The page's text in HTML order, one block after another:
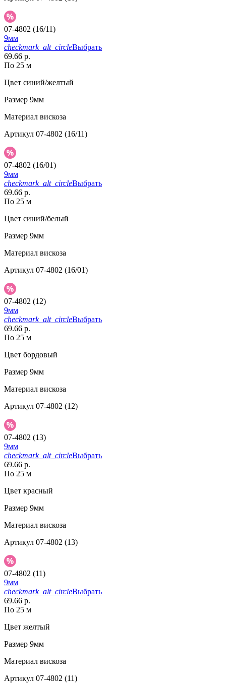
07-4802 (16/11)
9мм
checkmark_alt_circleВыбрать
69.66 р.
По 25 м
Цвет синий/желтый
Размер 9мм
Материал вискоза
Артикул 07-4802 (16/11)
07-4802 (16/01)
9мм
checkmark_alt_circleВыбрать
69.66 р.
По 25 м
Цвет синий/белый
Размер 9мм
Материал вискоза
Артикул 07-4802 (16/01)
07-4802 (12)
9мм
checkmark_alt_circleВыбрать
69.66 р.
По 25 м
Цвет бордовый
Размер 9мм
Материал вискоза
Артикул 07-4802 (12)
07-4802 (13)
9мм
checkmark_alt_circleВыбрать
69.66 р.
По 25 м
Цвет красный
Размер 9мм
Материал вискоза
Артикул 07-4802 (13)
07-4802 (11)
9мм
checkmark_alt_circleВыбрать
69.66 р.
По 25 м
Цвет желтый
Размер 9мм
Материал вискоза
Артикул 07-4802 (11)